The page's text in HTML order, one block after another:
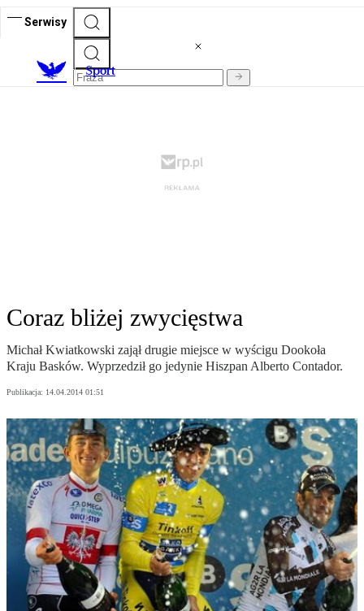
Serwisy
Sport
Coraz bliżej zwycięstwa
Michał Kwiatkowski zajął drugie miejsce w wyścigu Dookoła
Kraju Basków. Wyprzedził go jedynie Hiszpan Alberto Contador.
Publikacja: 14.04.2014 01:51